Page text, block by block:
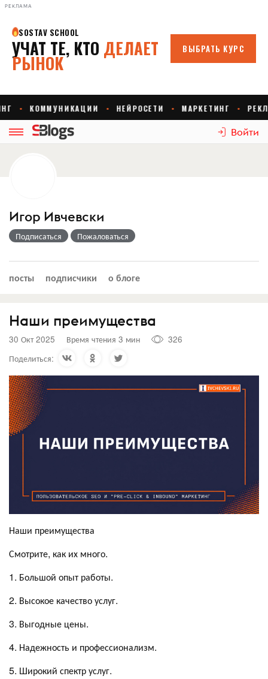
РЕКЛАМА
Войти
Игор Ивчевски
Подписаться Пожаловаться
посты подписчики о блоге
Наши преимущества
30 Окт 2025 Время чтения 3 мин
326
Поделиться:
Наши преимущества
Смотрите, как их много.
1. Большой опыт работы.
2. Высокое качество услуг.
3. Выгодные цены.
4. Надежность и профессионализм.
5. Широкий спектр услуг.